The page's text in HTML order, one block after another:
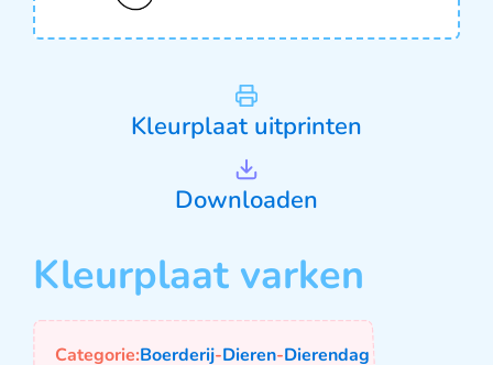
Kleurplaat uitprinten
Downloaden
Kleurplaat varken
Categorie:Boerderij-Dieren-Dierendag